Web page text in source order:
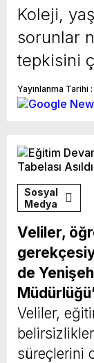
Hapsine
Hayırlı
Koleji,
sorunlar
tepkisini
Yayınlanma Tarihi :
Sosyal
Medya
Veliler,
de
Veliler,
süreçlerini